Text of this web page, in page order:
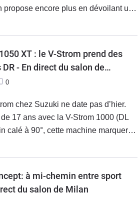
propose encore plus en dévoilant une
performante et un poids en baisse,
XT : le V-Strom prend des
- En direct du salon de
0
chez Suzuki ne date pas d’hier.
17 ans avec la V-Strom 1000 (DL
calé à 90°, cette machine marquera
et 2017 son modèle phare avec
avec l’arrivée de la version
!
à mi-chemin entre sport
du salon de Milan